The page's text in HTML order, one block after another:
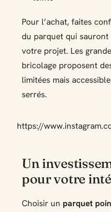
Pour l’achat, faites
du parquet qui
votre projet. Les
bricolage proposent
limitées mais
serrés.
https://
Un
pour votre
Choisir un parquet